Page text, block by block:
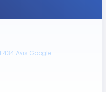
434 Avis Google